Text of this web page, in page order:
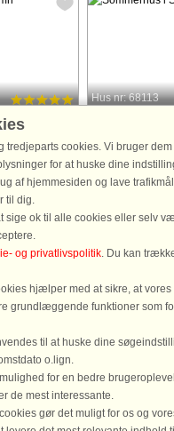
Ring
i vackra
för er som
kust.
ingång. Här
...
Hus nr: 68113
7 personer, 155
200 m til kyst.
Rymlig bostad
västra Tjörn.
behöver ni inta ...
tredjeparts cookies. Vi bruger
for at huske dine
af hjemmesiden og lave
til dig.
sige ok til alle cookies eller selv
og privatlivspolitik. Du kan
hjælper med at sikre, at vores
grundlæggende funktioner som
til at huske dine
o.lign.
for en bedre
de mest interessante.
gør det muligt for os og